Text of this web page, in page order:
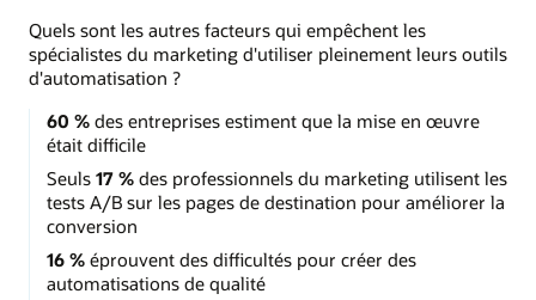
Quels sont les autres facteurs qui empêchent les
spécialistes du marketing d'utiliser pleinement leurs outils
d'automatisation ?
60 %des entreprises estiment que la mise en œuvre
était difficile
Seuls 17 %des professionnels du marketing utilisent les
tests A/B sur les pages de destination pour améliorer la
conversion
16 %éprouvent des difficultés pour créer des
automatisations de qualité